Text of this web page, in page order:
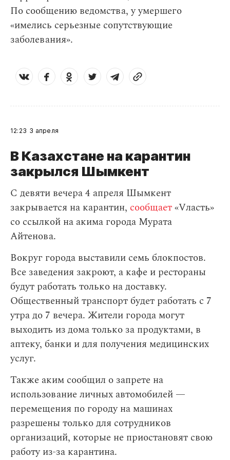
По сообщению ведомства, у умершего
«имелись серьезные сопутствующие
заболевания».
12:23 3 апреля
В Казахстане на карантин
закрылся Шымкент
С девяти вечера 4 апреля Шымкент
закрывается на карантин, сообщает«Vласть»
со ссылкой на акима города Мурата
Айтенова.
Вокруг города выставили семь блокпостов.
Все заведения закроют, а кафе и рестораны
будут работать только на доставку.
Общественный транспорт будет работать с 7
утра до 7 вечера. Жители города могут
выходить из дома только за продуктами, в
аптеку, банки и для получения медицинских
услуг.
Также аким сообщил о запрете на
использование личных автомобилей —
перемещения по городу на машинах
разрешены только для сотрудников
организаций, которые не приостановят свою
работу из-за карантина.